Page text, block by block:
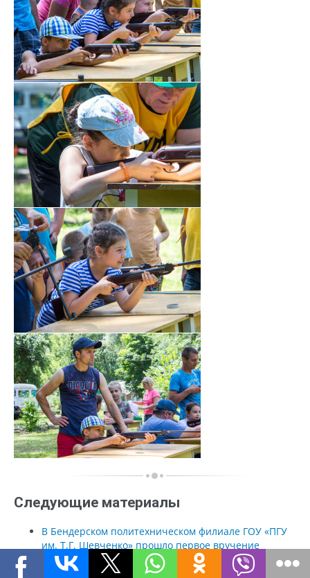
Следующие материалы
В Бендерском политехническом филиале ГОУ «ПГУ
им. Т.Г. Шевченко» прошло первое вручение
дипломов
В научной библиотеке ГОУ «ПГУ им. Т.Г. Шевченко»